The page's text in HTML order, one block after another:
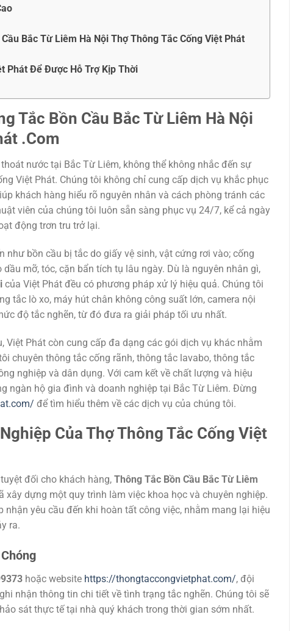
Bắc Từ Liêm Hà Nội Thợ Thông Tắc Cống Việt Phát
Phát Để Được Hỗ Trợ Kịp Thời
Tắc Bồn Cầu Bắc Từ Liêm Hà Nội
.Com
nước tại Bắc Từ Liêm, không thể không nhắc đến sự
Việt Phát. Chúng tôi không chỉ cung cấp dịch vụ khắc phục
khách hàng hiểu rõ nguyên nhân và cách phòng tránh các
viên của chúng tôi luôn sẵn sàng phục vụ 24/7, kể cả ngày
động trơn tru trở lại.
như bồn cầu bị tắc do giấy vệ sinh, vật cứng rơi vào; cống
mỡ, tóc, cặn bẩn tích tụ lâu ngày. Dù là nguyên nhân gì,
của Việt Phát đều có phương pháp xử lý hiệu quả. Chúng tôi
tắc lò xo, máy hút chân không công suất lớn, camera nội
độ tắc nghẽn, từ đó đưa ra giải pháp tối ưu nhất.
Phát còn cung cấp đa dạng các gói dịch vụ khác nhằm
chuyên thông tắc cống rãnh, thông tắc lavabo, thông tắc
nghiệp và dân dụng. Với cam kết về chất lượng và hiệu
ngàn hộ gia đình và doanh nghiệp tại Bắc Từ Liêm. Đừng
để tìm hiểu thêm về các dịch vụ của chúng tôi.
Của Thợ Thông Tắc Cống Việt
đối cho khách hàng, Thông Tắc Bồn Cầu Bắc Từ Liêm
xây dựng một quy trình làm việc khoa học và chuyên nghiệp.
yêu cầu đến khi hoàn tất công việc, nhằm mang lại hiệu
ra.
hoặc website https://thongtaccongvietphat.com/, đội
nhận thông tin chi tiết về tình trạng tắc nghẽn. Chúng tôi sẽ
sát thực tế tại nhà quý khách trong thời gian sớm nhất.